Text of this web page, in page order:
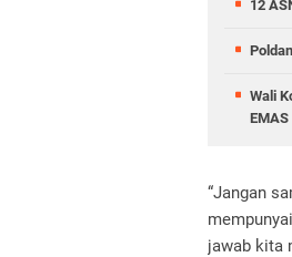
12
Wali
EMAS
“Jangan
jawab kita